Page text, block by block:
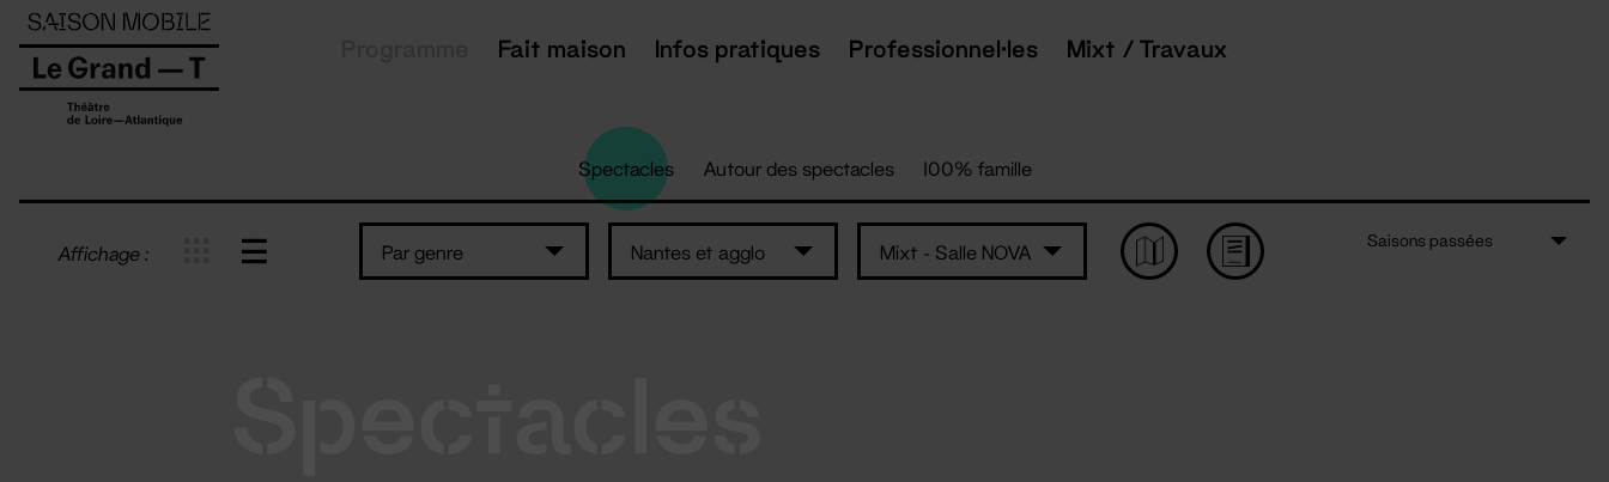
Fait maison Infos pratiques Professionnel·les Mixt / Travaux
Spectacles Autour des spectacles 100% famille
Affichage : Par genre Nantes et agglo Mixt - Salle NOVA
Saisons passées
Panneau de gestion des cookies